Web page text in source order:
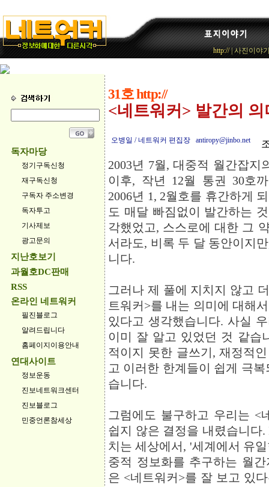
http://|사진이야
독자마당
정기구독신청
재구독신청
구독자 주소변경
독자투고
기사제보
광고문의
지난호보기
과월호DC판매
RSS
온라인 네트워커
필진블로그
알려드립니다
홈페이지이용안내
연대사이트
정보운동
진보네트워크센터
진보블로그
민중언론참세상
31호 http://
<네트워커> 발간의
오병일 / 네트워커 편집장 antiropy@jinbo.net
2003년 7월, 대중적 월간잡지
이후, 작년 12월 통권 30호
2006년 1, 2월호를 휴간하게
도 매달 빠짐없이 발간하는
각했었고, 스스로에 대한 그
서라도, 비록 두 달 동안이지
니다.
그러나 제 풀에 지치지 않고
트워커>를 내는 의미에 대해
있다고 생각했습니다. 사실
이미 잘 알고 있었던 것 같습
적이지 못한 글쓰기, 재정적
고 이러한 한계들이 쉽게 극
습니다.
그럼에도 불구하고 우리는 <
쉽지 않은 결정을 내렸습니다
치는 세상에서, '세계에서 유
중적 정보화를 추구하는 월
은 <네트워커>를 잘 보고 있